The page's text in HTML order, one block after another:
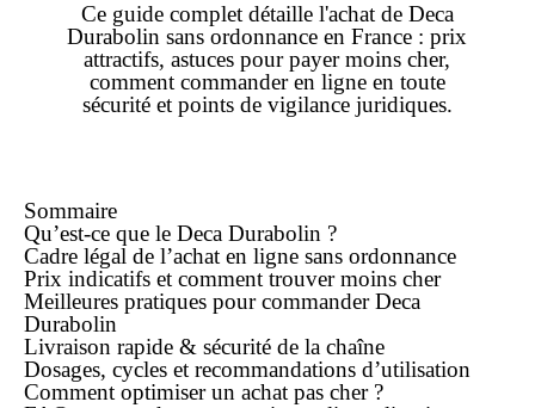
Ce guide complet détaille l'achatde Deca
Durabolinsans ordonnance enFrance :prix
attractifs, astuces pour payermoins cher,
comment commander en ligneen toute
sécurité et points de vigilance juridiques.
Sommaire
Qu’est-ce que le Deca Durabolin ?
Cadre légal de l’achat en ligne sans ordonnance
Prix indicatifs et comment trouver moins cher
Meilleures pratiques pourcommanderDeca
Durabolin
Livraison rapide & sécurité de la chaîne
Dosages, cycles et recommandations d’utilisation
Comment optimiser un achat pas cher?